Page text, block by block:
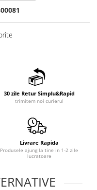
30 zile Retur Simplu&Rapid
trimitem noi curierul
Livrare Rapida
Produsele ajung la tine in 1-2 zile
lucratoare